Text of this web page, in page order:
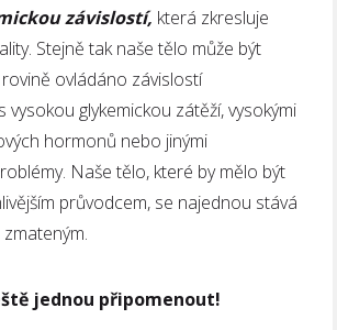
závislostí, která zkresluje
Stejně tak naše tělo může být
ovládáno závislostí
vysokou glykemickou zátěží, vysokými
hormonů nebo jinými
Naše tělo, které by mělo být
průvodcem, se najednou stává
jednou připomenout!